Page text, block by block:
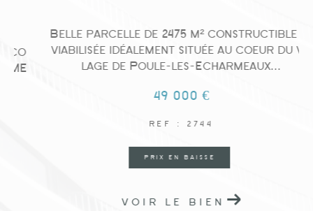
Belle parcelle de 2475 m² constructible et
viabilisée idéalement située au coeur du vil
lage de Poule-les-Echarmeaux...
49 000 €
REF : 2744
PRIX EN BAISSE
VOIR LE BIEN